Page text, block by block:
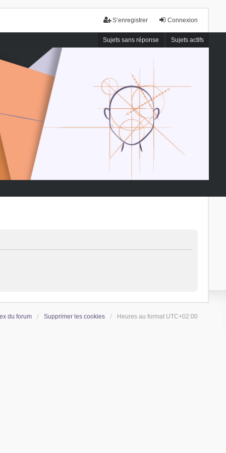
Connexion
S’enregistrer
Sujets sans réponse Sujets actifs
du forum Supprimer les cookies Heures au format UTC+02:00